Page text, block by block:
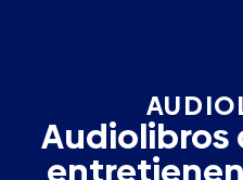
Audiolibros